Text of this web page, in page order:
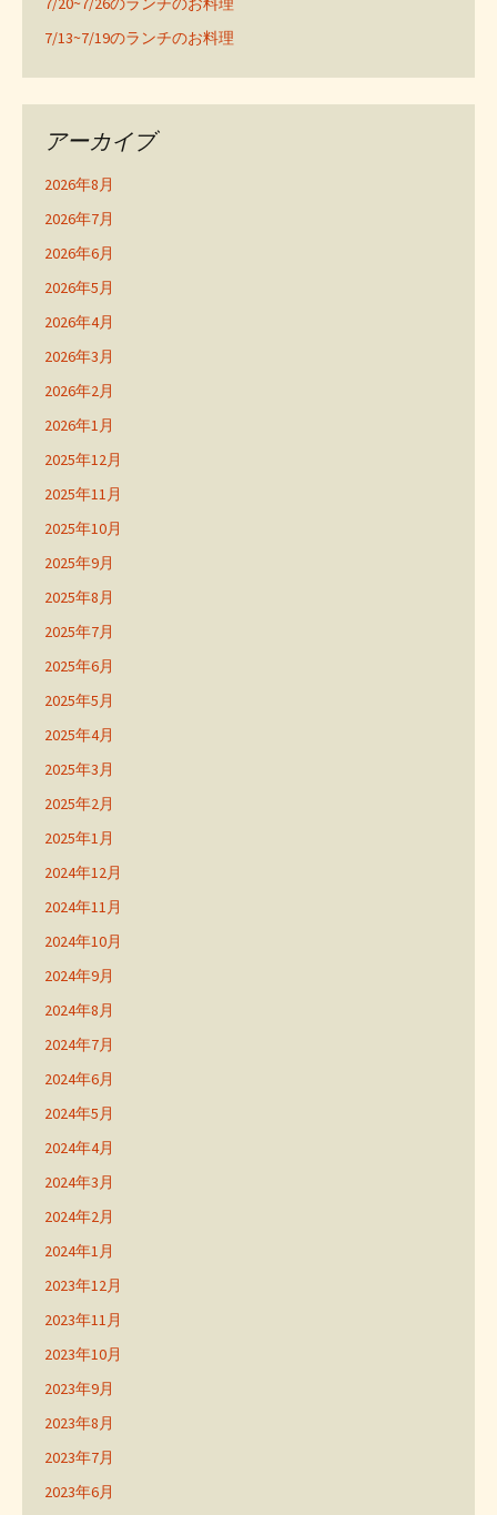
7/13~7/19のランチのお料理
アーカイブ
2026年8月
2026年7月
2026年6月
2026年5月
2026年4月
2026年3月
2026年2月
2026年1月
2025年12月
2025年11月
2025年10月
2025年9月
2025年8月
2025年7月
2025年6月
2025年5月
2025年4月
2025年3月
2025年2月
2025年1月
2024年12月
2024年11月
2024年10月
2024年9月
2024年8月
2024年7月
2024年6月
2024年5月
2024年4月
2024年3月
2024年2月
2024年1月
2023年12月
2023年11月
2023年10月
2023年9月
2023年8月
2023年7月
2023年6月